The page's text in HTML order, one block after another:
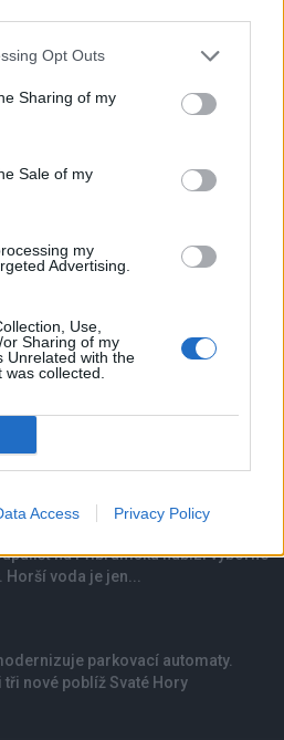
Opt Outs
Sharing of my
Sale of my
my
Advertising.
Use,
Sharing of my
Unrelated with the
collected.
Access Privacy Policy
vzpomínaly na filmovou legendu
na Příbramsku nabízí výborné
Horší voda je jen...
parkovací automaty.
tři nové poblíž Svaté Hory